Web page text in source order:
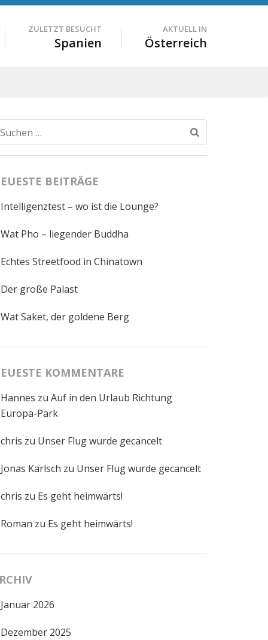
ZULETZT BESUCHT
Spanien
AKTUELL IN
Österreich
BEITRÄGE
Intelligenztest – wo ist die Lounge?
Wat Pho – liegender Buddha
Echtes Streetfood in Chinatown
Der große Palast
Wat Saket, der goldene Berg
KOMMENTARE
Hannes zu Auf in den Urlaub Richtung
Europa-Park
chris zu Unser Flug wurde gecancelt
Jonas Karlsch zu Unser Flug wurde gecancelt
chris zu Es geht heimwärts!
Roman zu Es geht heimwärts!
Januar 2026
Dezember 2025